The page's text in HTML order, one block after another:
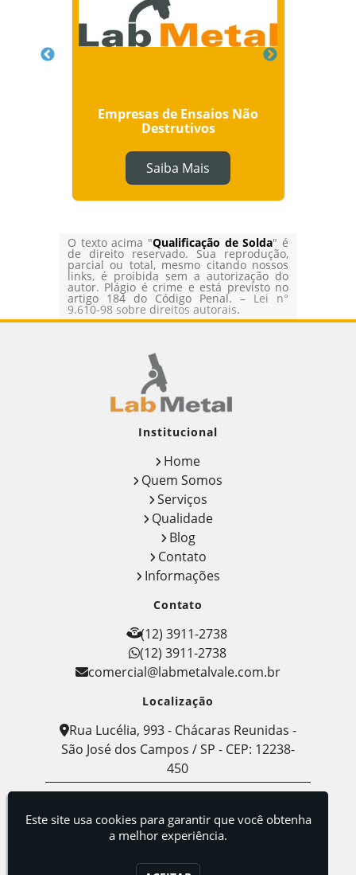
Empresas de Ensaios Não
Destrutivos
Saiba Mais
O texto acima "Qualificação de Solda" é
de direito reservado. Sua reprodução,
parcial ou total, mesmo citando nossos
links, é proibida sem a autorização do
autor. Plágio é crime e está previsto no
artigo 184 do Código Penal. – Lei n°
9.610-98 sobre direitos autorais.
Institucional
Home
Quem Somos
Serviços
Qualidade
Blog
Contato
Informações
Contato
(12) 3911-2738
(12) 3911-2738
comercial@labmetalvale.com.br
Localização
Rua Lucélia, 993 - Chácaras Reunidas -
São José dos Campos / SP - CEP: 12238-
450
Metalografia
Este site usa cookies para garantir que você obtenha
a melhor experiência.